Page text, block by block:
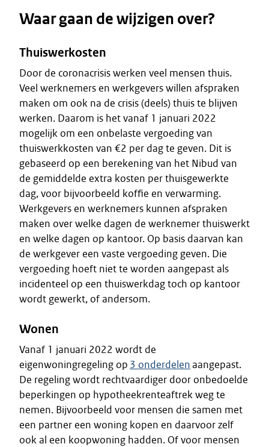
Waar gaan de wijzigen over?
Thuiswerkosten
Door de coronacrisis werken veel mensen thuis.
Veel werknemers en werkgevers willen afspraken
maken om ook na de crisis (deels) thuis te blijven
werken. Daarom is het vanaf 1 januari 2022
mogelijk om een onbelaste vergoeding van
thuiswerkkosten van €2 per dag te geven. Dit is
gebaseerd op een berekening van het Nibud van
de gemiddelde extra kosten per thuisgewerkte
dag, voor bijvoorbeeld koffie en verwarming.
Werkgevers en werknemers kunnen afspraken
maken over welke dagen de werknemer thuiswerkt
en welke dagen op kantoor. Op basis daarvan kan
de werkgever een vaste vergoeding geven. Die
vergoeding hoeft niet te worden aangepast als
incidenteel op een thuiswerkdag toch op kantoor
wordt gewerkt, of andersom.
Wonen
Vanaf 1 januari 2022 wordt de
eigenwoningregeling op 3 onderdelenaangepast.
De regeling wordt rechtvaardiger door onbedoelde
beperkingen op hypotheekrenteaftrek weg te
nemen. Bijvoorbeeld voor mensen die samen met
een partner een woning kopen en daarvoor zelf
ook al een koopwoning hadden. Of voor mensen